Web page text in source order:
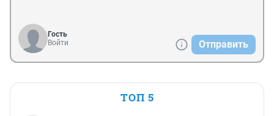
Гость
Войти
Отправить
ТОП 5